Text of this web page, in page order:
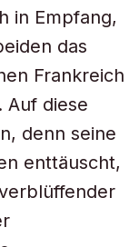
in Empfang,
das
Frankreich
Auf diese
denn seine
enttäuscht,